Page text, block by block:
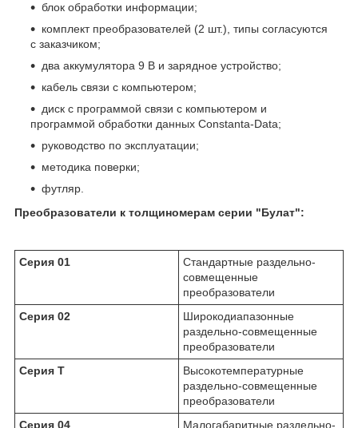
блок обработки информации;
комплект преобразователей (2 шт.), типы согласуются
с заказчиком;
два аккумулятора 9 В и зарядное устройство;
кабель связи с компьютером;
диск с программой связи с компьютером и
программой обработки данных Constanta-Data;
руководство по эксплуатации;
методика поверки;
футляр.
Преобразователи к толщиномерам серии "Булат":
Серия 01
Стандартные раздельно-
совмещенные
преобразователи
Серия 02
Широкодиапазонные
раздельно-совмещенные
преобразователи
Серия Т
Высокотемпературные
раздельно-совмещенные
преобразователи
Серия 04
Малогабаритные раздельно-